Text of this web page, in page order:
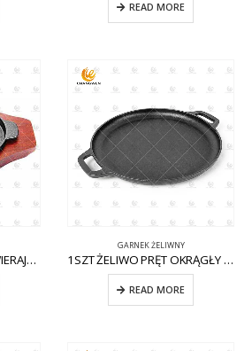
READ MORE
1SZT ŻELIWO NIEPRZYWIERAJĄCE CW-CI009 KOCIOŁ
GARNEK ŻELIWNY
1SZT ŻELIWO PRĘT OKRĄGŁY CW-CI003
READ MORE